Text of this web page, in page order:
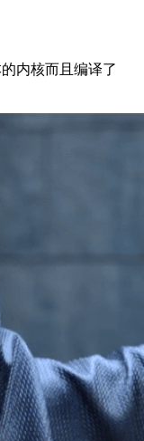
内核而且编译了